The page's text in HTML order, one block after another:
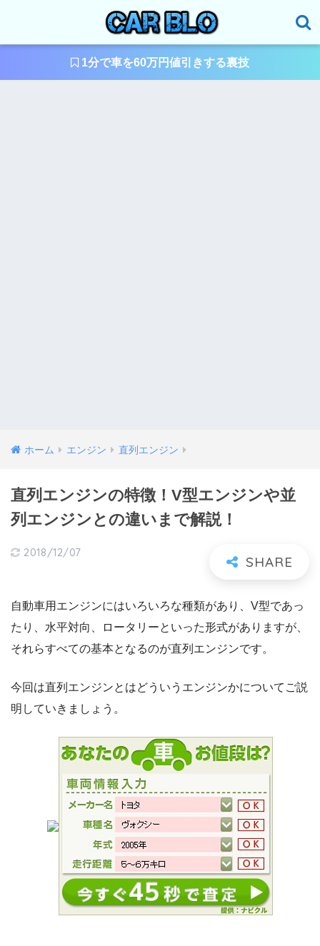
1分で車を60万円値引きする裏技
ホーム エンジン 直列エンジン
直列エンジンの特徴！V型エンジンや並
列エンジンとの違いまで解説！
2018/12/07
自動車用エンジンにはいろいろな種類があり、V型であっ
たり、水平対向、ロータリーといった形式がありますが、
それらすべての基本となるのが直列エンジンです。
今回は直列エンジンとはどういうエンジンかについてご説
明していきましょう。